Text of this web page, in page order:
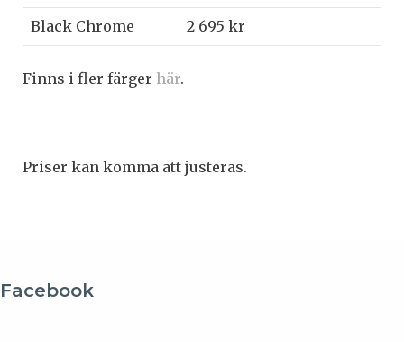
Black Chrome 2 695 kr
Finns i fler färger här.
Priser kan komma att justeras.
Facebook